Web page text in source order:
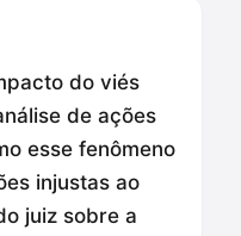
do viés
de ações
esse fenômeno
injustas ao
juiz sobre a